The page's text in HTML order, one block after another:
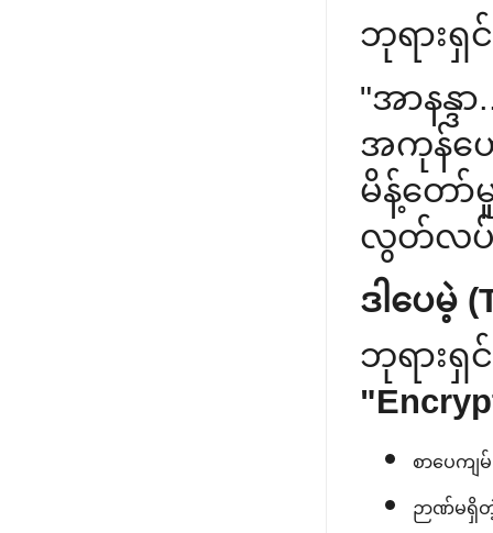
ဘုရားရှ
"အာနန္
အကုန်ဟေ
မိန့်တေ
လွတ်လပ်
ဒါပေမဲ့
ဘုရား
စာပေကျ
ဉာဏ်မရှိ